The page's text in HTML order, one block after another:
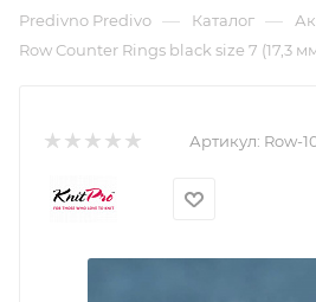
Predivno Predivo — Каталог —
Row Counter Rings black size 7 (17,3
Артикул: Row-